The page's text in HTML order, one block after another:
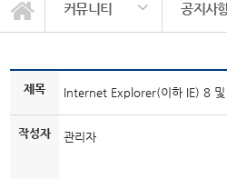
커뮤니티 공지사
제목 Internet Explorer(이하 IE) 8 및
작성자 관리자